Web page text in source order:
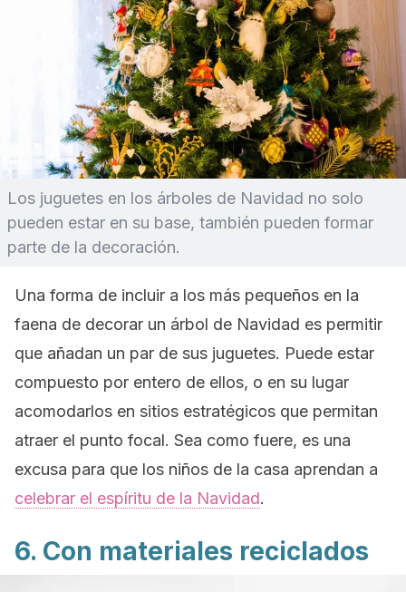
Los juguetes en los árboles de Navidad no solo
pueden estar en su base, también pueden formar
parte de la decoración.
Una forma de incluir a los más pequeños en la
faena de decorar un árbol de Navidad es permitir
que añadan un par de sus juguetes. Puede estar
compuesto por entero de ellos, o en su lugar
acomodarlos en sitios estratégicos que permitan
atraer el punto focal. Sea como fuere, es una
excusa para que los niños de la casa aprendan a
celebrar el espíritu de la Navidad.
6. Con materiales reciclados